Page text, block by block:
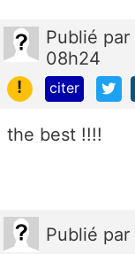
Publié par
08h24
!
citer
the best !!!!
Publié par